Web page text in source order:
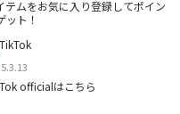
テムをお気に入り登録してポイン
ット！
officialはこちら